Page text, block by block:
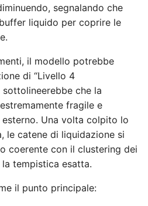
segnalando che
liquido per coprire le
il modello potrebbe
di “Livello 4
sottolineerebbe che la
fragile e
Una volta colpito lo
le catene di liquidazione si
coerente con il clustering dei
tempistica esatta.
il punto principale: